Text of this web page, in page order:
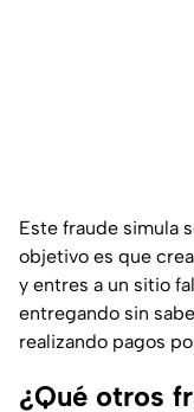
Este fraude simula
objetivo es que
y entres a un sitio
entregando sin
realizando pagos
¿Qué otros